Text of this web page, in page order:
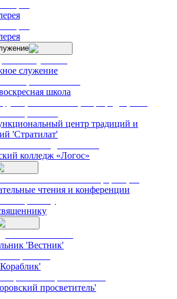
служение
школа
центр традиций и
'Стратилат'
колледж «Логос»
чтения и конференции
'Вестник'
просветитель'